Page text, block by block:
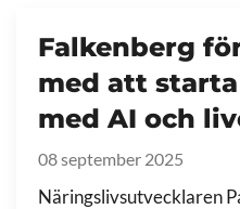
Falkenberg
med att
med AI och
08 september 2025
Näringslivsutvecklaren